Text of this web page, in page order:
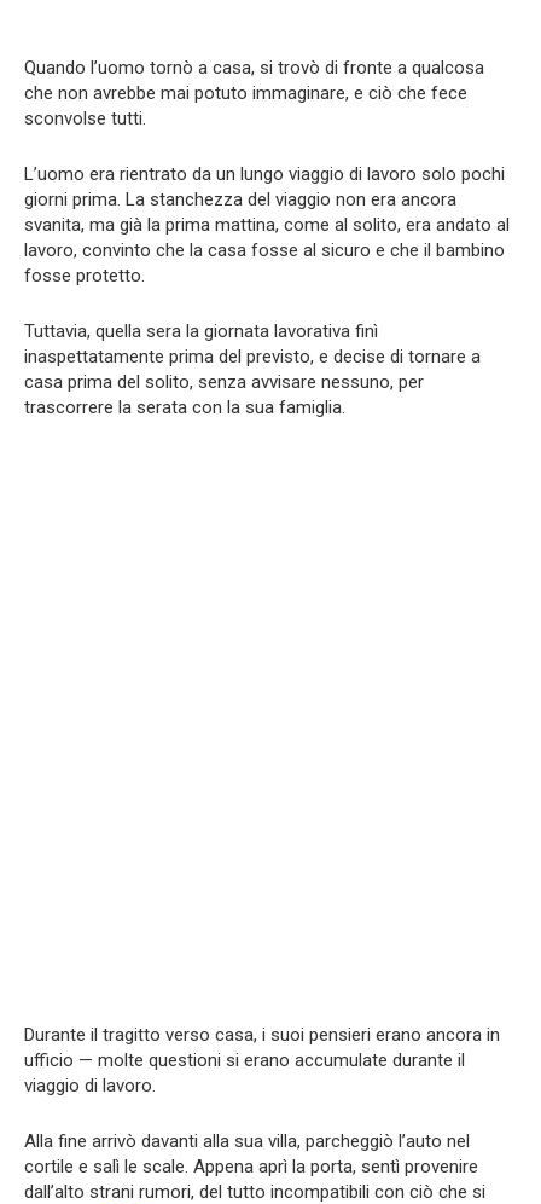
Quando l’uomo tornò a casa, si trovò di fronte a qualcosa
che non avrebbe mai potuto immaginare, e ciò che fece
sconvolse tutti.
L’uomo era rientrato da un lungo viaggio di lavoro solo pochi
giorni prima. La stanchezza del viaggio non era ancora
svanita, ma già la prima mattina, come al solito, era andato al
lavoro, convinto che la casa fosse al sicuro e che il bambino
fosse protetto.
Tuttavia, quella sera la giornata lavorativa finì
inaspettatamente prima del previsto, e decise di tornare a
casa prima del solito, senza avvisare nessuno, per
trascorrere la serata con la sua famiglia.
Durante il tragitto verso casa, i suoi pensieri erano ancora in
ufficio — molte questioni si erano accumulate durante il
viaggio di lavoro.
Alla fine arrivò davanti alla sua villa, parcheggiò l’auto nel
cortile e salì le scale. Appena aprì la porta, sentì provenire
dall’alto strani rumori, del tutto incompatibili con ciò che si